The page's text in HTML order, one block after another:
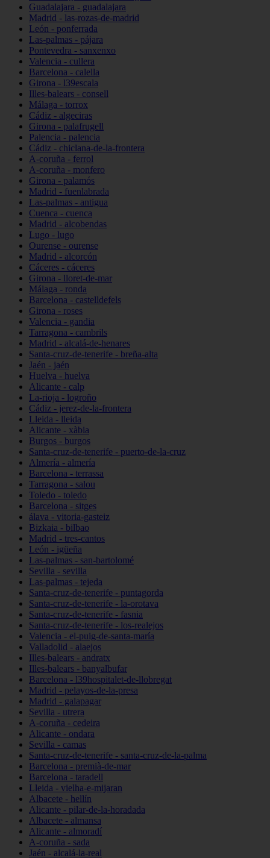
Guadalajara - guadalajara
Madrid - las-rozas-de-madrid
León - ponferrada
Las-palmas - pájara
Pontevedra - sanxenxo
Valencia - cullera
Barcelona - calella
Girona - l39escala
Illes-balears - consell
Málaga - torrox
Cádiz - algeciras
Girona - palafrugell
Palencia - palencia
Cádiz - chiclana-de-la-frontera
A-coruña - ferrol
A-coruña - monfero
Girona - palamós
Madrid - fuenlabrada
Las-palmas - antigua
Cuenca - cuenca
Madrid - alcobendas
Lugo - lugo
Ourense - ourense
Madrid - alcorcón
Cáceres - cáceres
Girona - lloret-de-mar
Málaga - ronda
Barcelona - castelldefels
Girona - roses
Valencia - gandia
Tarragona - cambrils
Madrid - alcalá-de-henares
Santa-cruz-de-tenerife - breña-alta
Jaén - jaén
Huelva - huelva
Alicante - calp
La-rioja - logroño
Cádiz - jerez-de-la-frontera
Lleida - lleida
Alicante - xàbia
Burgos - burgos
Santa-cruz-de-tenerife - puerto-de-la-cruz
Almería - almería
Barcelona - terrassa
Tarragona - salou
Toledo - toledo
Barcelona - sitges
álava - vitoria-gasteiz
Bizkaia - bilbao
Madrid - tres-cantos
León - igüeña
Las-palmas - san-bartolomé
Sevilla - sevilla
Las-palmas - tejeda
Santa-cruz-de-tenerife - puntagorda
Santa-cruz-de-tenerife - la-orotava
Santa-cruz-de-tenerife - fasnia
Santa-cruz-de-tenerife - los-realejos
Valencia - el-puig-de-santa-maría
Valladolid - alaejos
Illes-balears - andratx
Illes-balears - banyalbufar
Barcelona - l39hospitalet-de-llobregat
Madrid - pelayos-de-la-presa
Madrid - galapagar
Sevilla - utrera
A-coruña - cedeira
Alicante - ondara
Sevilla - camas
Santa-cruz-de-tenerife - santa-cruz-de-la-palma
Barcelona - premià-de-mar
Barcelona - taradell
Lleida - vielha-e-mijaran
Albacete - hellín
Alicante - pilar-de-la-horadada
Albacete - almansa
Alicante - almoradí
A-coruña - sada
Jaén - alcalá-la-real